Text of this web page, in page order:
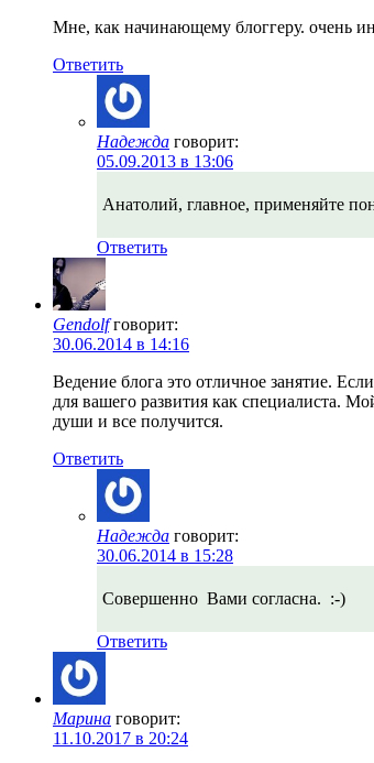
Мне, как начинающему блоггеру. очень
Ответить
Надежда говорит:
05.09.2013 в 13:06
Анатолий, главное, применяйте
Ответить
Gendolf говорит:
30.06.2014 в 14:16
Ведение блога это отличное занятие.
для вашего развития как специалиста.
души и все получится.
Ответить
Надежда говорит:
30.06.2014 в 15:28
Совершенно Вами согласна. :-)
Ответить
Марина говорит:
11.10.2017 в 20:24